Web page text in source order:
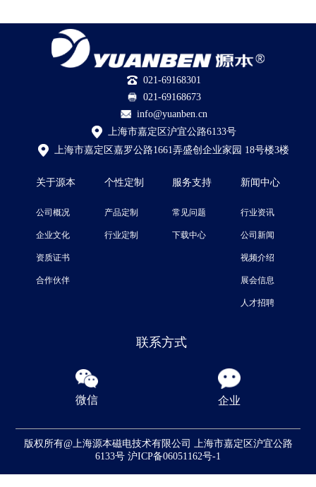
021-69168301
021-69168673
info@yuanben.cn
上海市嘉定区沪宜公路6133号
上海市嘉定区嘉罗公路1661弄盛创企业家园 18号楼3楼
关于源本
公司概况
企业文化
资质证书
合作伙伴
个性定制
产品定制
行业定制
服务支持
常见问题
下载中心
新闻中心
行业资讯
公司新闻
视频介绍
展会信息
人才招聘
联系方式
微信 企业
版权所有@上海源本磁电技术有限公司
上海市嘉定区沪宜公路
6133号 沪ICP备06051162号-1